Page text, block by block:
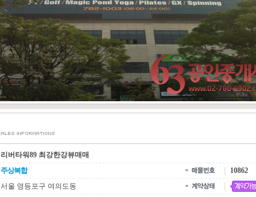
리버타워89 최강한강뷰매매
주상복합
10862
서울 영등포구 여의도동